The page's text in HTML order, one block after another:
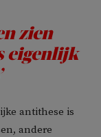
zien
eigenlijk
antithese is
andere